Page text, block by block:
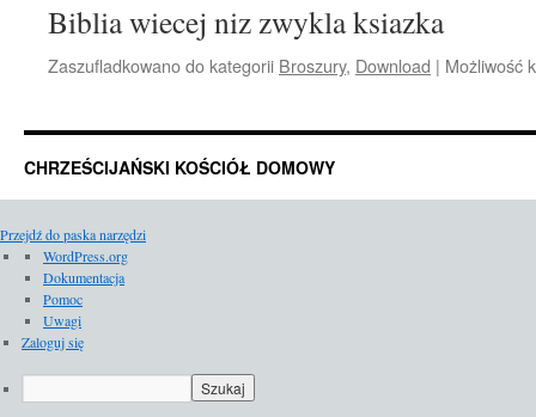
Biblia wiecej niz zwykla ksiazka
Zaszufladkowano do kategorii Broszury, Download | Możliwość
CHRZEŚCIJAŃSKI KOŚCIÓŁ DOMOWY
Przejdź do paska narzędzi
O
WordPressie
WordPress.org
Dokumentacja
Pomoc
Uwagi
Zaloguj się
Szukaj